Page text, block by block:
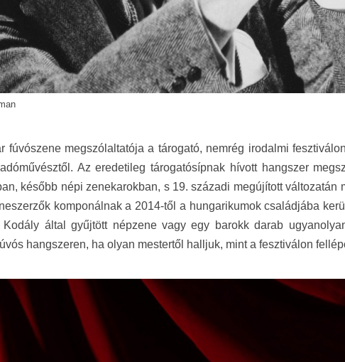
fúvószene megszólaltatója a tárogató, nemrég irodalmi
Az eredetileg tárogatósípnak hívott hangszer
később népi zenekarokban, s 19. századi megújított
komponálnak a 2014-től a hungarikumok családjába
Kodály által gyűjtött népzene vagy egy barokk darab
hangszeren, ha olyan mestertől halljuk, mint a fesztiválon